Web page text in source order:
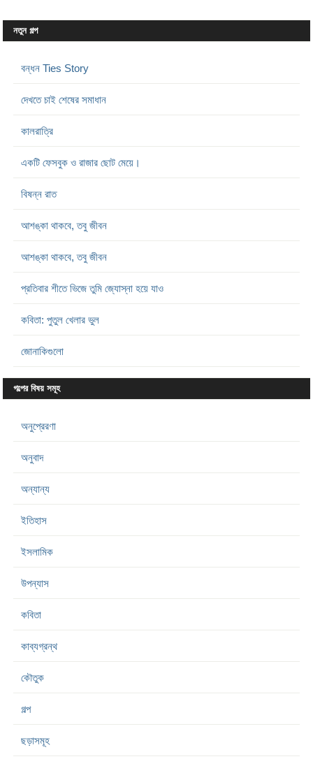
নতুন গল্প
বন্ধন Ties Story
দেখতে চাই শেষের সমাধান
কালরাত্রি
একটি ফেসবুক ও রাজার ছোট মেয়ে।
বিষন্ন রাত
আশঙ্কা থাকবে, তবু জীবন
আশঙ্কা থাকবে, তবু জীবন
প্রতিবার শীতে ভিজে তুমি জ্যোস্না হয়ে যাও
কবিতা: পুতুল খেলার ভুল
জোনাকিগুলো
গল্পের বিষয় সমূহ
অনুপ্রেরণা
অনুবাদ
অন্যান্য
ইতিহাস
ইসলামিক
উপন্যাস
কবিতা
কাব্যগ্রন্থ
কৌতুক
গল্প
ছড়াসমূহ